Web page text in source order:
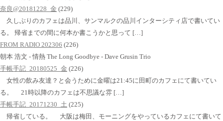
奈良@20181228_金 (229)
久しぶりのカフェは品川、サンマルクの品川インターシティ店で書いてい
る。 帰省までの間に何本か書こうかと思って […]
FROM RADIO 202306 (226)
朝本 浩文 - 情熱 The Long Goodbye - Dave Grusin Trio
手帳手記_20180525_金 (226)
女性の飲み友達？と会うために金曜は21:45に田町のカフェにて書いてい
る。 21時以降のカフェは不思議な雰 […]
手帳手記_20171230_土 (225)
帰省している。 大阪は梅田、モーニングをやっているカフェにて書いて